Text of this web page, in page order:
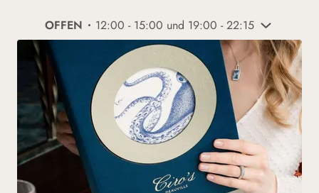
OFFEN 12:00 - 15:00 und 19:00 - 22:15